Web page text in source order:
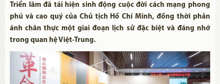
Triển lãm đã tái hiện sinh động cuộc đời cách mạng phong
phú và cao quý của Chủ tịch Hồ Chí Minh, đồng thời phản
ánh chân thực một giai đoạn lịch sử đặc biệt và đáng nhớ
trong quan hệ Việt-Trung.